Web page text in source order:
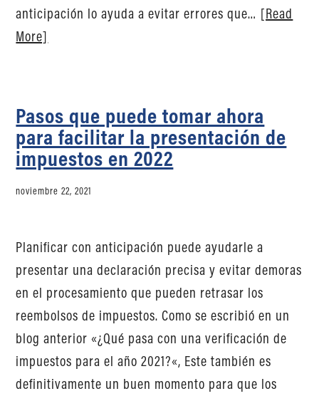
anticipación lo ayuda a evitar errores que… [Read
More]
Pasos que puede tomar ahora
para facilitar la presentación de
impuestos en 2022
noviembre 22, 2021
Planificar con anticipación puede ayudarle a
presentar una declaración precisa y evitar demoras
en el procesamiento que pueden retrasar los
reembolsos de impuestos. Como se escribió en un
blog anterior «¿Qué pasa con una verificación de
impuestos para el año 2021?«, Este también es
definitivamente un buen momento para que los